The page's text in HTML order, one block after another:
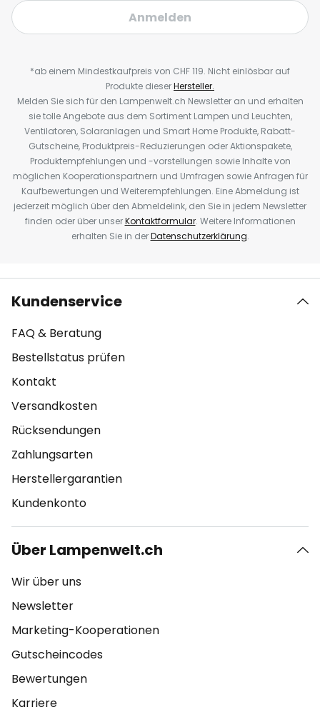
Anmelden
*ab einem Mindestkaufpreis von CHF 119. Nicht einlösbar auf
Produkte dieserHersteller.
Melden Sie sich für den Lampenwelt.ch Newsletter an und erhalten
sie tolle Angebote aus dem Sortiment Lampen und Leuchten,
Ventilatoren, Solaranlagen und Smart Home Produkte, Rabatt-
Gutscheine, Produktpreis-Reduzierungen oder Aktionspakete,
Produktempfehlungen und -vorstellungen sowie Inhalte von
möglichen Kooperationspartnern und Umfragen sowie Anfragen für
Kaufbewertungen und Weiterempfehlungen. Eine Abmeldung ist
jederzeit möglich über den Abmeldelink, den Sie in jedem Newsletter
finden oder über unserKontaktformular. Weitere Informationen
erhalten Sie in derDatenschutzerklärung.
Kundenservice
FAQ & Beratung
Bestellstatus prüfen
Kontakt
Versandkosten
Rücksendungen
Zahlungsarten
Herstellergarantien
Kundenkonto
Über Lampenwelt.ch
Wir über uns
Newsletter
Marketing-Kooperationen
Gutscheincodes
Bewertungen
Karriere